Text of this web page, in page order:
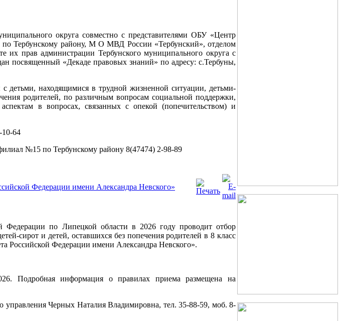
округа совместно с представителями ОБУ «Центр
Тербунскому району, М О МВД России «Тербунский», отделом
их прав администрации Тербунского муниципального округа с
посвященный «Декаде правовых знаний» по адресу: с.Тербуны,
с детьми, находящимися в трудной жизненной ситуации, детьми-
родителей, по различным вопросам социальной поддержки,
в вопросах, связанных с опекой (попечительством) и
10-64
№15 по Тербунскому району 8(47474) 2-98-89
Федерации имени Александра Невского»
Федерации по Липецкой области в 2026 году проводит отбор
сирот и детей, оставшихся без попечения родителей в 8 класс
Российской Федерации имени Александра Невского».
Подробная информация о правилах приема размещена на
управления Черных Наталия Владимировна, тел. 35-88-59, моб. 8-